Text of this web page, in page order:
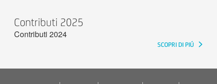
Contributi 2025
Contributi 2024
SCOPRI DI PIÚ